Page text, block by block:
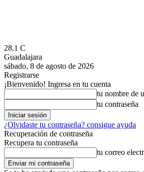
28.1 C
Guadalajara
sábado, 8 de agosto de 2026
Registrarse
¡Bienvenido! Ingresa en tu cuenta
tu nombre de
tu contraseña
¿Olvidaste tu contraseña? consigue ayuda
Recuperación de contraseña
Recupera tu contraseña
tu correo